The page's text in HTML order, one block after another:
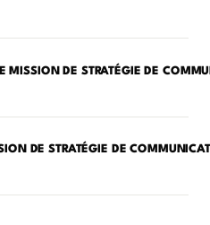
MISSION DE STRATÉGIE DE
DE STRATÉGIE DE